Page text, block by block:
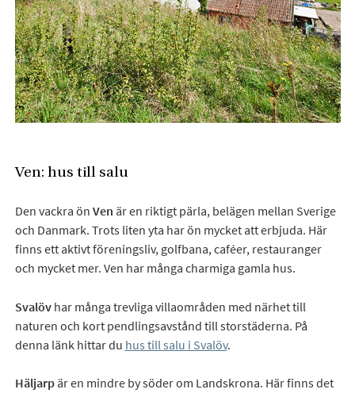
Ven: hus till salu
Den vackra ön Ven är en riktigt pärla, belägen mellan Sverige
och Danmark. Trots liten yta har ön mycket att erbjuda. Här
finns ett aktivt föreningsliv, golfbana, caféer, restauranger
och mycket mer. Ven har många charmiga gamla hus.
Svalövhar många trevliga villaområden med närhet till
naturen och kort pendlingsavstånd till storstäderna. På
denna länk hittar du hus till salu i Svalöv.
Häljarpär en mindre by söder om Landskrona. Här finns det